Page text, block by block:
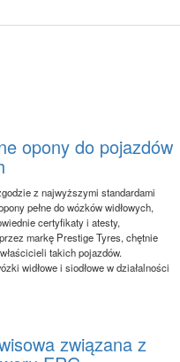
opony do pojazdów
z najwyższymi standardami
pełne do wózków widłowych,
certyfikaty i atesty,
markę Prestige Tyres, chętnie
takich pojazdów.
widłowe i siodłowe w działalności
związana z